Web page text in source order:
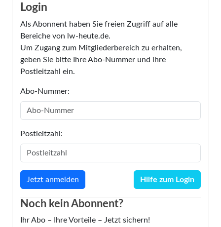
Login
Als Abonnent haben Sie freien Zugriff auf alle
Bereiche von lw-heute.de.
Um Zugang zum Mitgliederbereich zu erhalten,
geben Sie bitte Ihre Abo-Nummer und ihre
Postleitzahl ein.
Abo-Nummer:
Postleitzahl:
Hilfe zum Login
Noch kein Abonnent?
Ihr Abo – Ihre Vorteile – Jetzt sichern!